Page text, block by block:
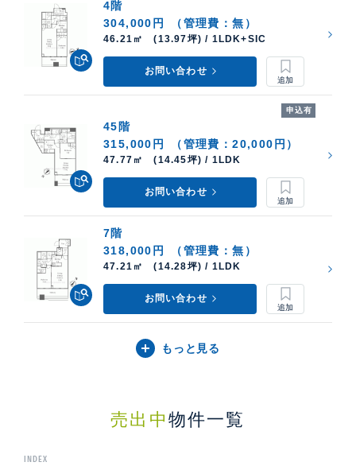
4階
304,000円
（管理費：無）
46.21㎡ (13.97坪) / 1LDK+SIC
お問い合わせ
申込有
45階
315,000円
（管理費：20,000円）
47.77㎡ (14.45坪) / 1LDK
お問い合わせ
7階
318,000円
（管理費：無）
47.21㎡ (14.28坪) / 1LDK
お問い合わせ
もっと見る
売出中 物件一覧
INDEX